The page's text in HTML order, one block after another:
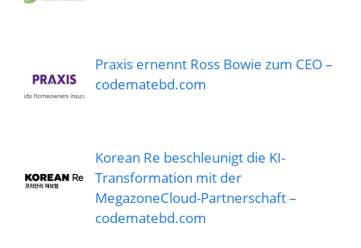
Praxis ernennt Ross Bowie zum CEO –
codematebd.com
Korean Re beschleunigt die KI-
Transformation mit der
MegazoneCloud-Partnerschaft –
codematebd.com